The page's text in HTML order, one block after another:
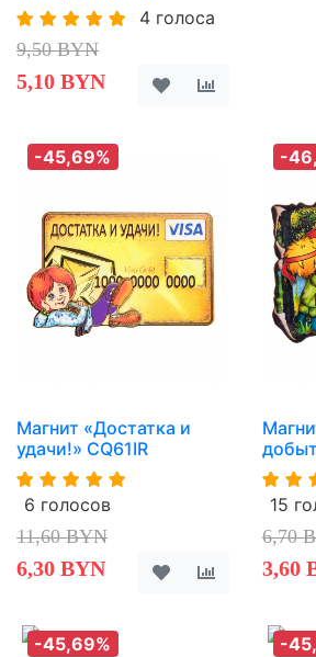
4 голоса
9,50 BYN
5,10 BYN
-45,69%
Магнит «Достатка и
удачи!» CQ61IR
6 голосов
11,60 BYN
6,30 BYN
-
15
6,70
3,60
-45,69%
-